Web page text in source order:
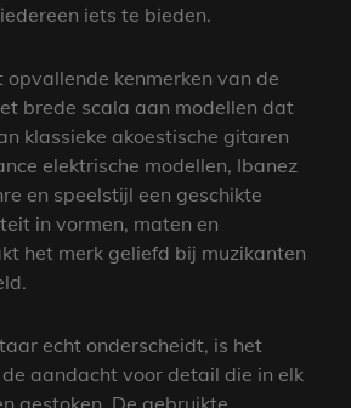
iets te bieden.
opvallende kenmerken van de
brede scala aan modellen dat
klassieke akoestische gitaren
elektrische modellen, Ibanez
en speelstijl een geschikte
in vormen, maten en
het merk geliefd bij muzikanten
echt onderscheidt, is het
aandacht voor detail die in elk